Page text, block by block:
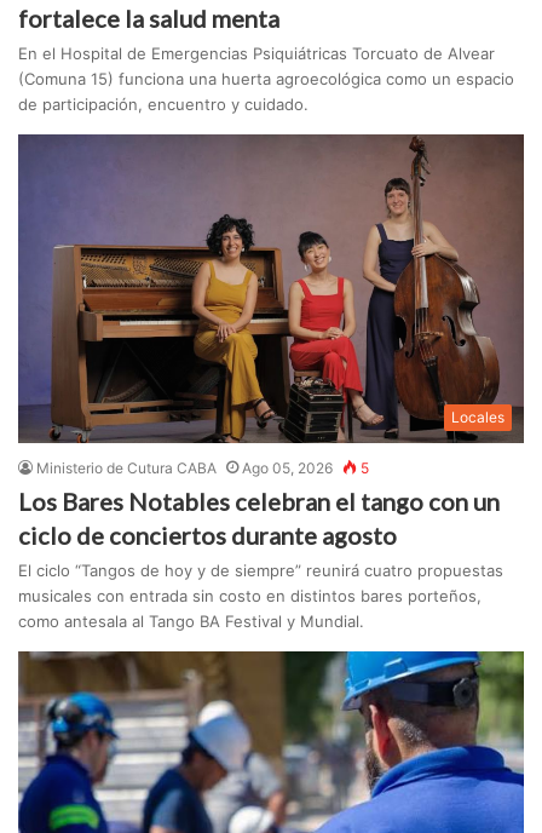
fortalece la salud menta
En el Hospital de Emergencias Psiquiátricas Torcuato de Alvear
(Comuna 15) funciona una huerta agroecológica como un espacio
de participación, encuentro y cuidado.
Locales
Ministerio de Cutura CABA Ago 05, 2026 5
Los Bares Notables celebran el tango con un
ciclo de conciertos durante agosto
El ciclo “Tangos de hoy y de siempre” reunirá cuatro propuestas
musicales con entrada sin costo en distintos bares porteños,
como antesala al Tango BA Festival y Mundial.